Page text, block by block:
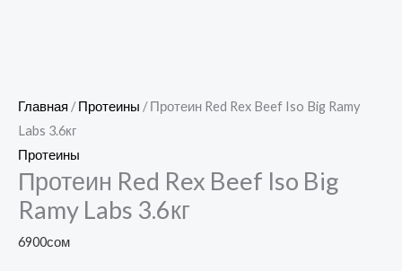
Главная /Протеины / Протеин Red Rex Beef Iso Big Ramy
Labs 3.6кг
Протеины
Протеин Red Rex Beef Iso Big
Ramy Labs 3.6кг
6900сом